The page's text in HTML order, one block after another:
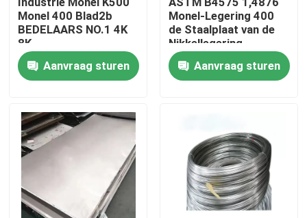
Contacteer ons
Inconel 600 Materiaal
Inconel 625 Materiaal
Incoloy 800-materiaal
Inconel 718 Materiaal
Monel 400 Blad2b
BEDELAARS NO.1 4K
8K
Aanvraag sturen
Monel-Legering 400
de Staalplaat van de
Nikkellegering
Aanvraag sturen